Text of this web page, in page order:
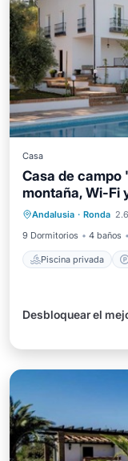
Casa
Casa de campo
montaña, Wi-Fi
Andalusia · Ronda
9 Dormitorios
4 baños
Piscina privada
Piscina
Piscina
Desbloquear el